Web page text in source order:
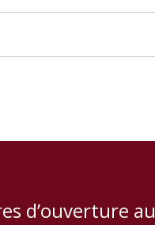
d’ouverture au